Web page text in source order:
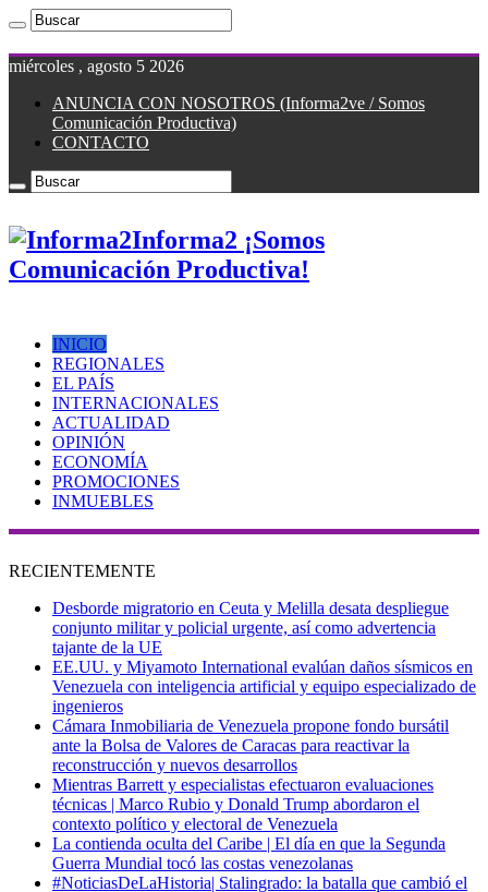
miércoles , agosto 5 2026
ANUNCIA CON NOSOTROS (Informa2ve / Somos
Comunicación Productiva)
CONTACTO
Informa2 ¡Somos
Comunicación Productiva!
INICIO
REGIONALES
EL PAÍS
INTERNACIONALES
ACTUALIDAD
OPINIÓN
ECONOMÍA
PROMOCIONES
INMUEBLES
RECIENTEMENTE
Desborde migratorio en Ceuta y Melilla desata despliegue
conjunto militar y policial urgente, así como advertencia
tajante de la UE
EE.UU. y Miyamoto International evalúan daños sísmicos en
Venezuela con inteligencia artificial y equipo especializado de
ingenieros
Cámara Inmobiliaria de Venezuela propone fondo bursátil
ante la Bolsa de Valores de Caracas para reactivar la
reconstrucción y nuevos desarrollos
Mientras Barrett y especialistas efectuaron evaluaciones
técnicas | Marco Rubio y Donald Trump abordaron el
contexto político y electoral de Venezuela
La contienda oculta del Caribe | El día en que la Segunda
Guerra Mundial tocó las costas venezolanas
#NoticiasDeLaHistoria| Stalingrado: la batalla que cambió el